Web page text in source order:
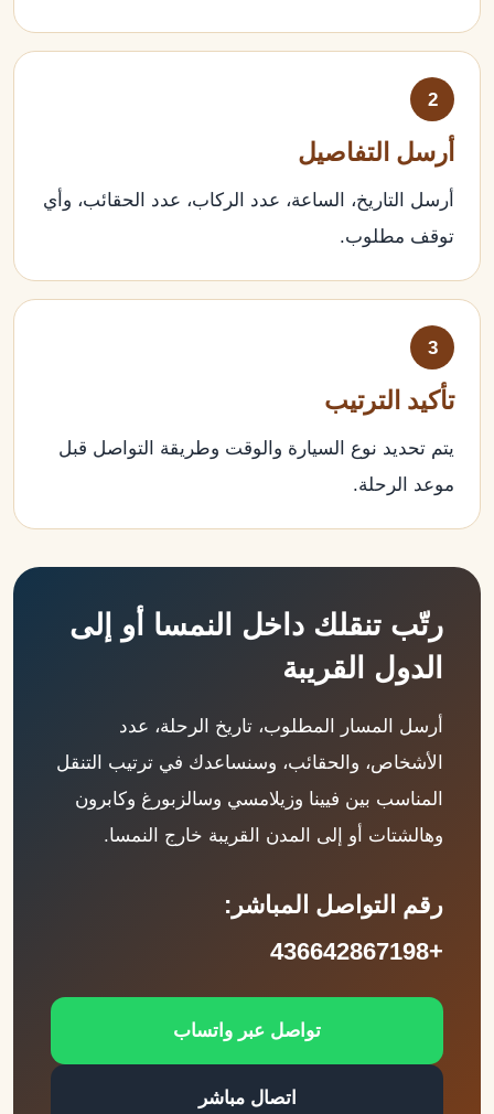
2
أرسل التفاصيل
أرسل التاريخ، الساعة، عدد الركاب، عدد الحقائب، وأي
توقف مطلوب.
3
تأكيد الترتيب
يتم تحديد نوع السيارة والوقت وطريقة التواصل قبل
موعد الرحلة.
رتّب تنقلك داخل النمسا أو إلى
الدول القريبة
أرسل المسار المطلوب، تاريخ الرحلة، عدد
الأشخاص، والحقائب، وسنساعدك في ترتيب التنقل
المناسب بين فيينا وزيلامسي وسالزبورغ وكابرون
وهالشتات أو إلى المدن القريبة خارج النمسا.
رقم التواصل المباشر:
+436642867198
تواصل عبر واتساب
اتصال مباشر